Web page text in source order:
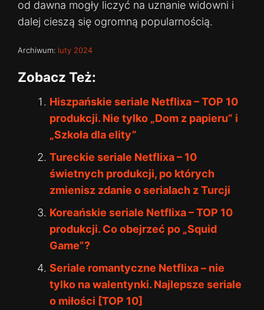
od dawna mogły liczyć na uznanie widowni i
dalej cieszą się ogromną popularnością.
Archiwum: luty 2024
Zobacz Też:
Hiszpańskie seriale Netflixa – TOP 10
produkcji. Nie tylko „Dom z papieru” i
„Szkoła dla elity”
Tureckie seriale Netflixa – 10
świetnych produkcji, po których
zmienisz zdanie o serialach z Turcji
Koreańskie seriale Netflixa – TOP 10
produkcji. Co obejrzeć po „Squid
Game”?
Seriale romantyczne Netflixa – nie
tylko na walentynki. Najlepsze seriale
o miłości [TOP 10]